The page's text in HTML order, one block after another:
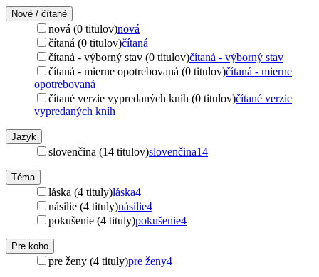
Nové / čítané
nová (0 titulov)nová
čítaná (0 titulov)čítaná
čítaná - výborný stav (0 titulov)čítaná - výborný stav
čítaná - mierne opotrebovaná (0 titulov)čítaná - mierne
opotrebovaná
čítané verzie vypredaných kníh (0 titulov)čítané verzie
vypredaných kníh
Jazyk
slovenčina (14 titulov)slovenčina14
Téma
láska (4 tituly)láska4
násilie (4 tituly)násilie4
pokušenie (4 tituly)pokušenie4
Pre koho
pre ženy (4 tituly)pre ženy4